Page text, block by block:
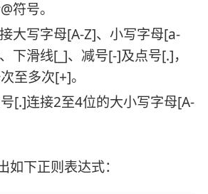
符号。
大写字母[A-Z]、小写字母[a-
下滑线[_]、减号[-]及点号[.]，
至多次[+]。
[.]连接2至4位的大小写字母[A-
下正则表达式：